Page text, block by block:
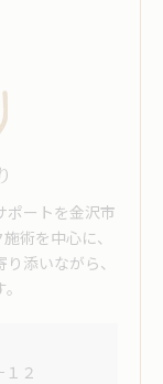
ポートを金沢市
術を中心に、
添いながら、
２